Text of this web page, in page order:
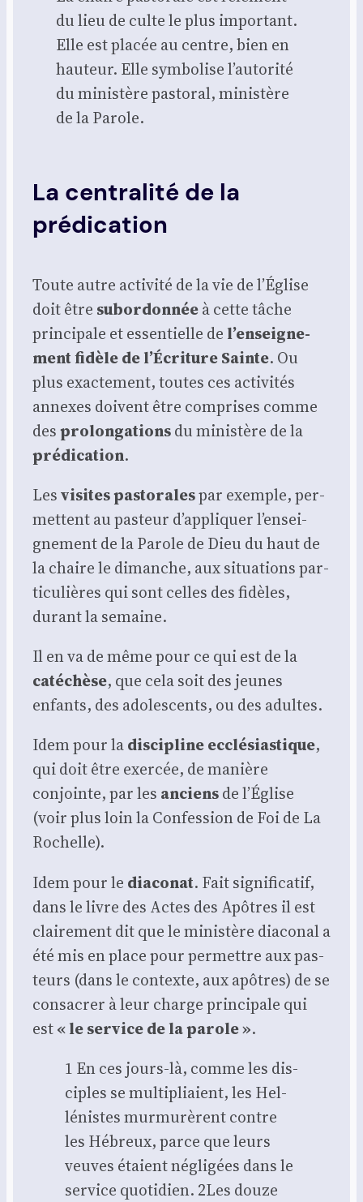
du lieu de culte le plus impor­tant.
Elle est pla­cée au centre, bien en
hau­teur. Elle sym­bo­lise l’au­to­ri­té
du minis­tère pas­to­ral, minis­tère
de la Parole.
La centralité de la
prédication
Toute autre acti­vi­té de la vie de l’É­glise
doit être subor­don­néeà cette tâche
prin­ci­pale et essen­tielle de l’en­sei­gne­
ment fidèle de l’É­cri­ture Sainte. Ou
plus exac­te­ment, toutes ces acti­vi­tés
annexes doivent être com­prises comme
despro­lon­ga­tionsdu minis­tère de la
pré­di­ca­tion.
Lesvisites pas­to­ralespar exemple, per­
mettent au pas­teur d’ap­pli­quer l’en­sei­
gne­ment de la Parole de Dieu du haut de
la chaire le dimanche, aux situa­tions par­
ti­cu­lières qui sont celles des fidèles,
durant la semaine.
Il en va de même pour ce qui est de la
caté­chèse, que cela soit des jeunes
enfants, des ado­les­cents, ou des adultes.
Idem pour ladis­ci­pline ecclé­sias­tique,
qui doit être exer­cée, de manière
conjointe, par les anciensde l’É­glise
(voir plus loin la Confes­sion de Foi de La
Rochelle).
Idem pour le dia­co­nat. Fait signi­fi­ca­tif,
dans le livre des Actes des Apôtres il est
clai­re­ment dit que le minis­tère dia­co­nal a
été mis en place pour per­mettre aux pas­
teurs (dans le contexte, aux apôtres) de se
consa­crer à leur charge prin­ci­pale qui
est« le ser­vice de la parole ».
1 En ces jours-là, comme les dis­
ciples se mul­ti­pliaient, les Hel­
lé­nistes mur­mu­rèrent contre
les Hébreux, parce que leurs
veuves étaient négli­gées dans le
ser­vice quo­ti­dien. 2Les douze